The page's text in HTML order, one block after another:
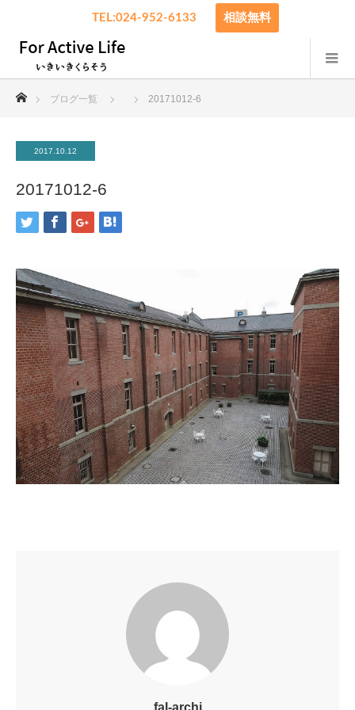
TEL:024-952-6133 相談無料
ブログ一覧 20171012-6
2017.10.12
20171012-6
fal-archi